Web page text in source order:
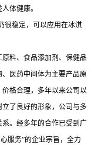
体健康。
很稳定，可以应用在冰淇
料、食品添加剂、保健品
医药中间体为主要产品原
格合理，多年以来公司以
了良好的形象，公司与多
。经多年的合作已受到广
服务”的企业宗旨，全力